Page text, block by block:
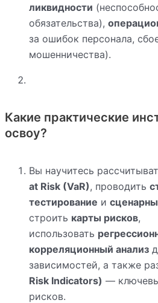
ликвидности
обязательства),
за ошибок персонала,
мошенничества).
Какие практические
освоу?
Вы научитесь
at Risk (VaR), проводить
тестирование и
строить карты рисков,
использовать
корреляционный анализ
зависимостей, а также
Risk Indicators) —
рисков.